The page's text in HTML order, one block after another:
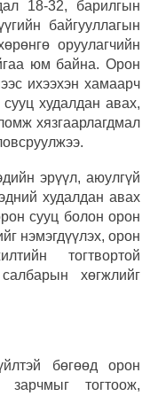
18-32, барилгын
байгууллагын
оруулагчийн
юм байна. Орон
ихээхэн хамаарч
худалдан авах,
хязгаарлагдмал
эрүүл, аюулгүй
худалдан авах
сууц болон орон
нэмэгдүүлэх, орон
тогтвортой
хөгжлийг
бөгөөд орон
зарчмыг тогтоож,